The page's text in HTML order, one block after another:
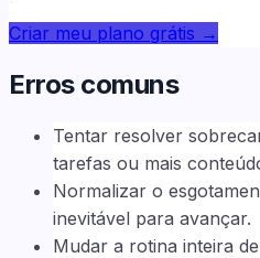
Criar meu plano grátis →
Erros comuns
Tentar resolver
tarefas ou mais
Normalizar o
inevitável para avançar.
Mudar a rotina inteira